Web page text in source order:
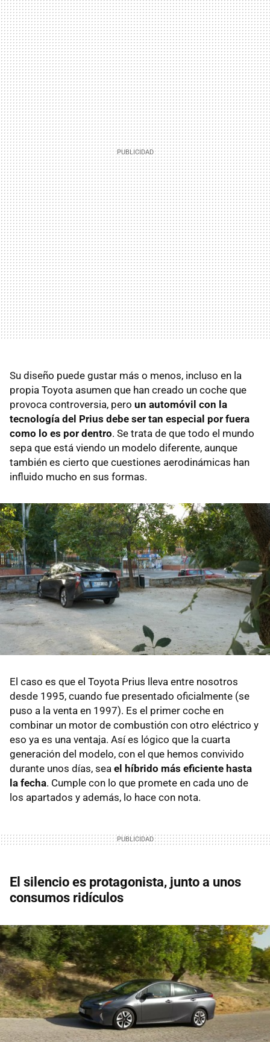
Su diseño puede gustar más o menos, incluso en la
propia Toyota asumen que han creado un coche que
provoca controversia, pero un automóvil con la
tecnología del Prius debe ser tan especial por fuera
como lo es por dentro. Se trata de que todo el mundo
sepa que está viendo un modelo diferente, aunque
también es cierto que cuestiones aerodinámicas han
influido mucho en sus formas.
El caso es que el Toyota Prius lleva entre nosotros
desde 1995, cuando fue presentado oficialmente (se
puso a la venta en 1997). Es el primer coche en
combinar un motor de combustión con otro eléctrico y
eso ya es una ventaja. Así es lógico que la cuarta
generación del modelo, con el que hemos convivido
durante unos días, sea el híbrido más eficiente hasta
la fecha. Cumple con lo que promete en cada uno de
los apartados y además, lo hace con nota.
El silencio es protagonista, junto a unos
consumos ridículos